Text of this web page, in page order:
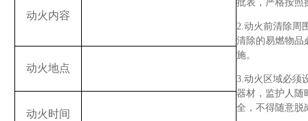
批表 ，严格按照
2.动火前清除周
清除的易燃物品
施。
3.动火区域必须
器材，监护人随
全，不得随意脱
动火内容
动火地点
动火时间